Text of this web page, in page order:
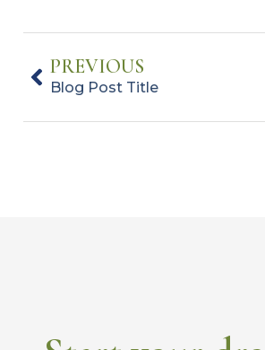
PREVIOUS
Blog Post Title